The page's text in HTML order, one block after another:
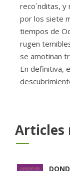
reco´nditas, y
por los siete
tiempos de
rugen
se amotinan
En definitiva,
Articles